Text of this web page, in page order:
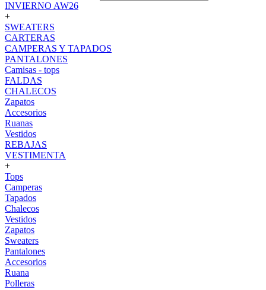
INVIERNO AW26
+
SWEATERS
CARTERAS
CAMPERAS Y TAPADOS
PANTALONES
Camisas - tops
FALDAS
CHALECOS
Zapatos
Accesorios
Ruanas
Vestidos
REBAJAS
VESTIMENTA
+
Tops
Camperas
Tapados
Chalecos
Vestidos
Zapatos
Sweaters
Pantalones
Accesorios
Ruana
Polleras